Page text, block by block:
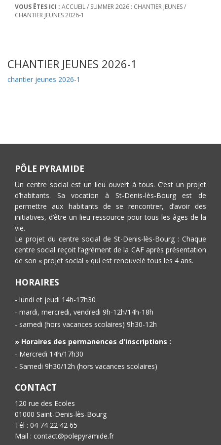
VOUS ÊTES ICI : ACCUEIL/ SUMMER 2026 : CHANTIER JEUNES/
CHANTIER JEUNES 2026-1
CHANTIER JEUNES 2026-1
chantier jeunes 2026-1
PÔLE PYRAMIDE
Un centre social est un lieu ouvert à tous. C’est un projet
d’habitants. Sa vocation à St-Denis-lès-Bourg est de
permettre aux habitants de se rencontrer, d’avoir des
initiatives, d’être un lieu ressource pour tous les âges de la
vie.
Le projet du centre social de St-Denis-lès-Bourg : Chaque
centre social reçoit l’agrément de la CAF après présentation
de son « projet social » qui est renouvelé tous les 4 ans.
HORAIRES
- lundi et jeudi 14h-17h30
- mardi, mercredi, vendredi 9h-12h/14h-18h
- samedi (hors vacances scolaires) 9h30-12h
» Horaires des permanences d'inscriptions :
- Mercredi 14h/17h30
- Samedi 9h30/12h (hors vacances scolaires)
CONTACT
120 rue des Ecoles
01000 Saint-Denis-lès-Bourg
Tél : 04 74 22 42 65
Mail : contact@polepyramide.fr